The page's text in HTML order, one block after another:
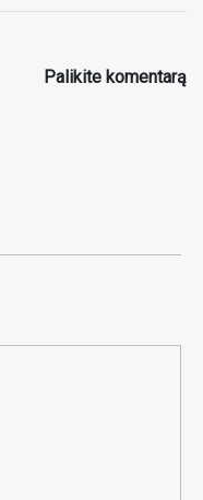
Palikite komentarą